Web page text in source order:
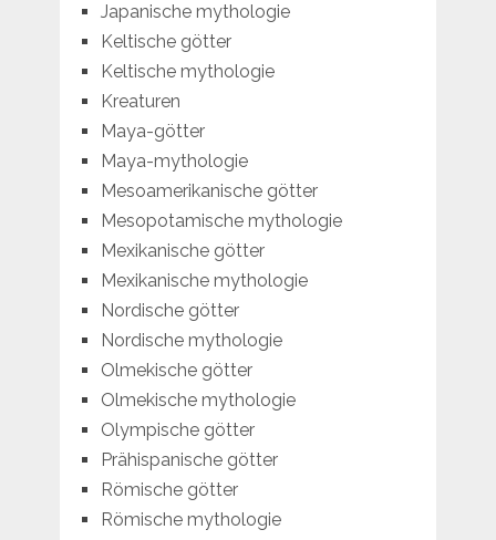
Japanische mythologie
Keltische götter
Keltische mythologie
Kreaturen
Maya-götter
Maya-mythologie
Mesoamerikanische götter
Mesopotamische mythologie
Mexikanische götter
Mexikanische mythologie
Nordische götter
Nordische mythologie
Olmekische götter
Olmekische mythologie
Olympische götter
Prähispanische götter
Römische götter
Römische mythologie